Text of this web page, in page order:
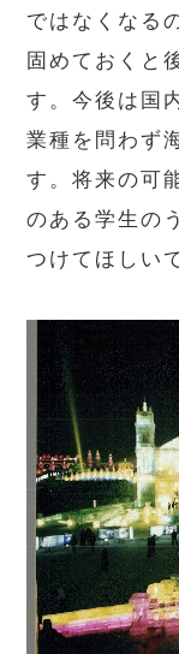
ではなくなる
固めておくと
す。今後は国
業種を問わず
す。将来の可
のある学生の
つけてほしい